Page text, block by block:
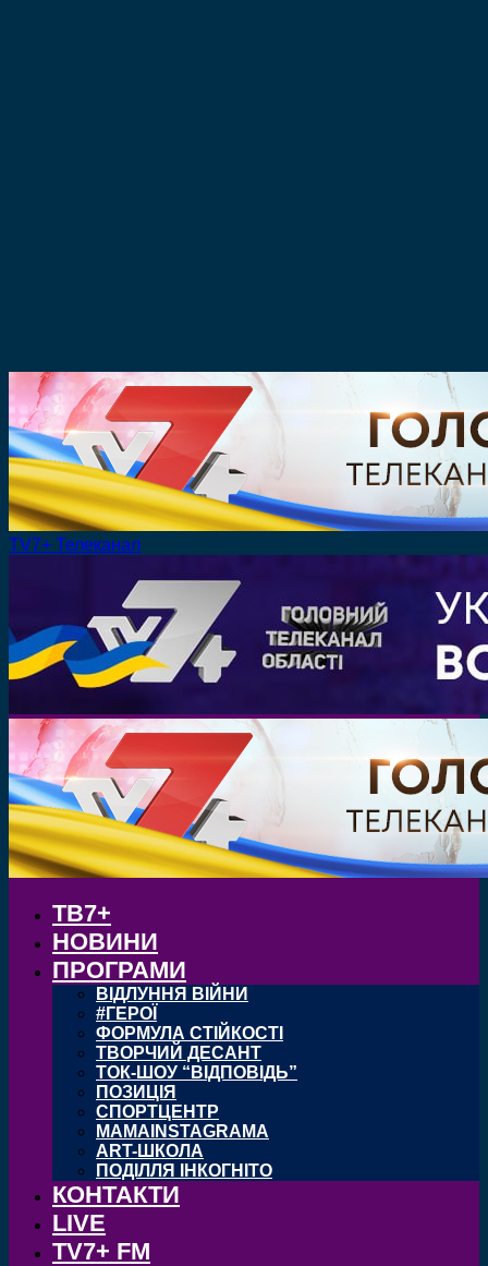
TV7+ Телеканал
ТВ7+
НОВИНИ
ПРОГРАМИ
ВІДЛУННЯ ВІЙНИ
#ГЕРОЇ
ФОРМУЛА СТІЙКОСТІ
ТВОРЧИЙ ДЕСАНТ
ТОК-ШОУ “ВІДПОВІДЬ”
ПОЗИЦІЯ
СПОРТЦЕНТР
MAMAINSTAGRAMA
ART-ШКОЛА
ПОДІЛЛЯ ІНКОГНІТО
КОНТАКТИ
LIVE
TV7+ FM